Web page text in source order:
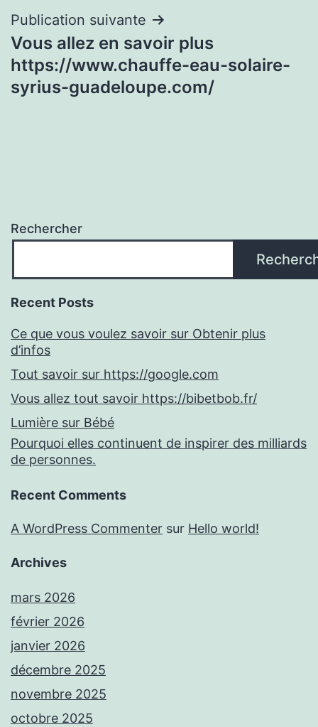
Publication suivante
Vous allez en savoir plus
https://www.chauffe-eau-solaire-
syrius-guadeloupe.com/
Rechercher
Recent Posts
Ce que vous voulez savoir sur Obtenir plus
d’infos
Tout savoir sur https://google.com
Vous allez tout savoir https://bibetbob.fr/
Lumière sur Bébé
Pourquoi elles continuent de inspirer des milliards
de personnes.
Recent Comments
A WordPress Commenter sur Hello world!
Archives
mars 2026
février 2026
janvier 2026
décembre 2025
novembre 2025
octobre 2025